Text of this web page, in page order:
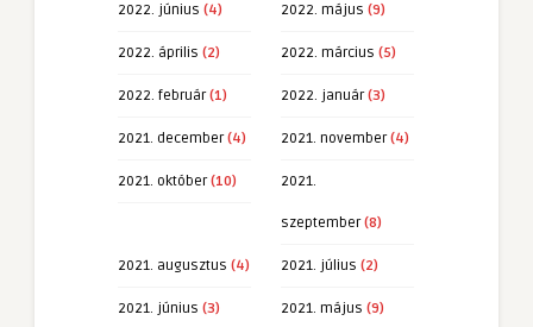
2022. június (4) 2022. május (9)
2022. április (2) 2022. március (5)
2022. február(1) 2022. január(3)
2021. december(4) 2021. november(4)
2021. október(10) 2021.
szeptember(8)
2021. augusztus (4) 2021. július (2)
2021. június (3) 2021. május (9)